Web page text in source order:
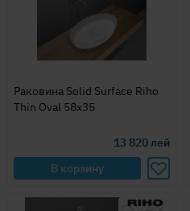
Раковина Solid Surface Riho
Thin Oval 58x35
13 820лей
В корзину